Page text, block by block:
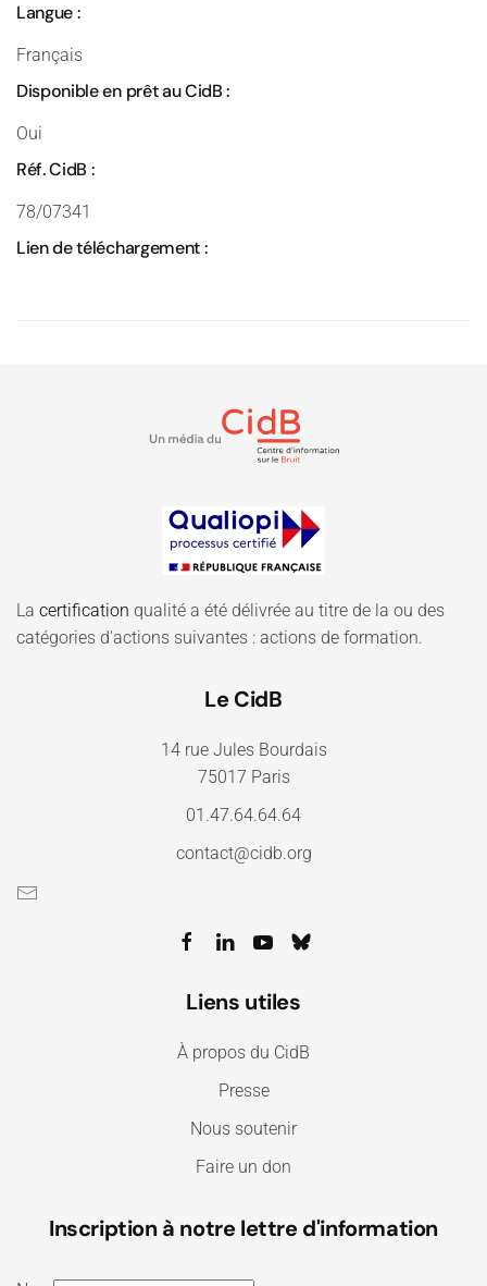
Langue :
Français
Disponible en prêt au CidB :
Oui
Réf. CidB :
78/07341
Lien de téléchargement :
La certification qualité a été délivrée au titre de la ou des
catégories d'actions suivantes : actions de formation.
Le CidB
14 rue Jules Bourdais
75017 Paris
01.47.64.64.64
contact@cidb.org
Liens utiles
À propos du CidB
Presse
Nous soutenir
Faire un don
Inscription à notre lettre d'information